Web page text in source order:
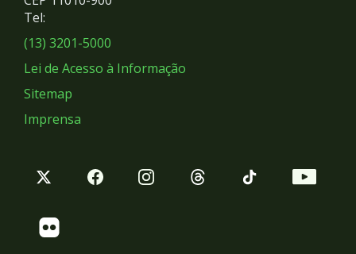
Sociais
Tel:
(13) 3201-5000
Lei de Acesso à Informação
Sitemap
Imprensa